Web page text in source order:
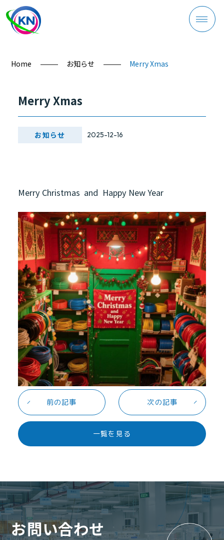
会社案内
生産体制・加工管理
設備・工場紹介
実績・お知らせ
Home お知らせ Merry Xmas
Merry Xmas
お知らせ 2025-12-16
Merry Christmas and Happy New Year
前の記事
一覧を見る
次の記事
お問い合わせ